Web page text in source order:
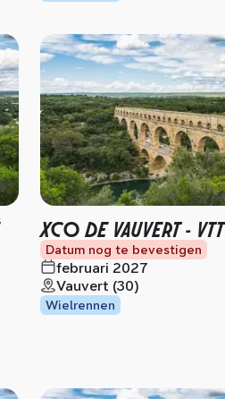
XCO DE VAUVERT - VTT
Datum nog te bevestigen
februari 2027
Vauvert (30)
Wielrennen